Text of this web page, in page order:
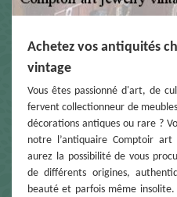
Achetez vos antiquités
vintage
Vous êtes passionné d'art, de
fervent collectionneur de
décorations antiques ou rare ?
notre l’antiquaire Comptoir
aurez la possibilité de vous
de différents origines,
beauté et parfois même insolite.